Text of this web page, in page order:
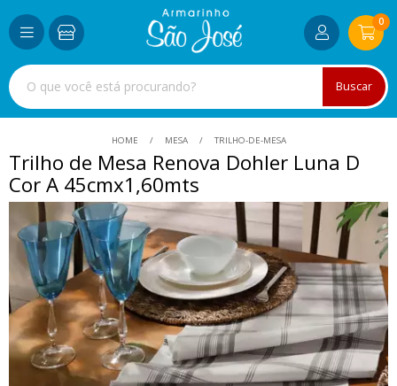
Buscar
0
HOME MESA TRILHO-DE-MESA
Trilho de Mesa Renova Dohler Luna D
Cor A 45cmx1,60mts